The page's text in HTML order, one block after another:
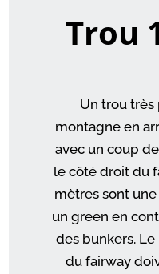
Trou
Un trou
montagne en
avec un coup
le côté droit du
mètres sont
un green en
des bunkers.
du fairway